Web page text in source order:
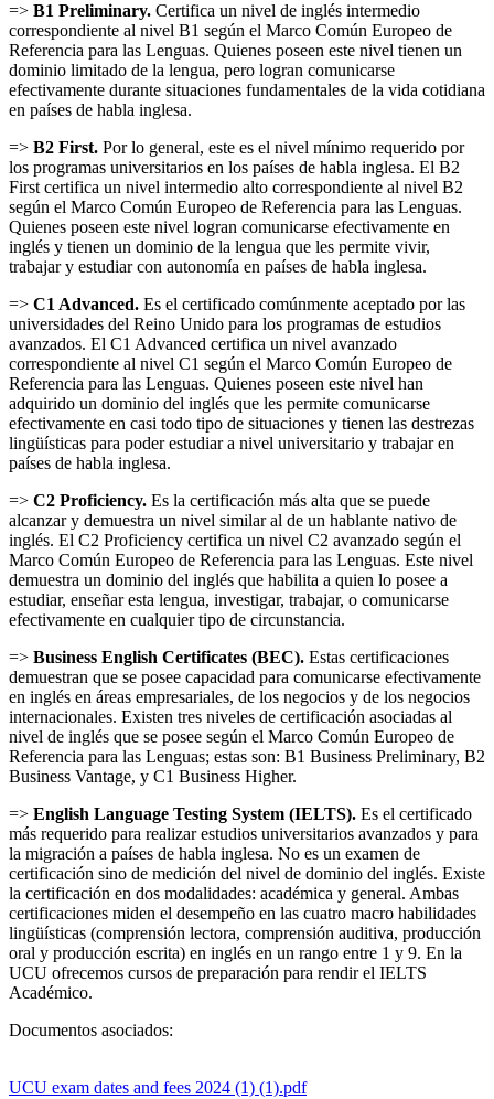
=> B1 Preliminary. Certifica un nivel de inglés intermedio
correspondiente al nivel B1 según el Marco Común Europeo de
Referencia para las Lenguas. Quienes poseen este nivel tienen un
dominio limitado de la lengua, pero logran comunicarse
efectivamente durante situaciones fundamentales de la vida cotidiana
en países de habla inglesa.
=> B2 First. Por lo general, este es el nivel mínimo requerido por
los programas universitarios en los países de habla inglesa. El B2
First certifica un nivel intermedio alto correspondiente al nivel B2
según el Marco Común Europeo de Referencia para las Lenguas.
Quienes poseen este nivel logran comunicarse efectivamente en
inglés y tienen un dominio de la lengua que les permite vivir,
trabajar y estudiar con autonomía en países de habla inglesa.
=> C1 Advanced. Es el certificado comúnmente aceptado por las
universidades del Reino Unido para los programas de estudios
avanzados. El C1 Advanced certifica un nivel avanzado
correspondiente al nivel C1 según el Marco Común Europeo de
Referencia para las Lenguas. Quienes poseen este nivel han
adquirido un dominio del inglés que les permite comunicarse
efectivamente en casi todo tipo de situaciones y tienen las destrezas
lingüísticas para poder estudiar a nivel universitario y trabajar en
países de habla inglesa.
=> C2 Proficiency. Es la certificación más alta que se puede
alcanzar y demuestra un nivel similar al de un hablante nativo de
inglés. El C2 Proficiency certifica un nivel C2 avanzado según el
Marco Común Europeo de Referencia para las Lenguas. Este nivel
demuestra un dominio del inglés que habilita a quien lo posee a
estudiar, enseñar esta lengua, investigar, trabajar, o comunicarse
efectivamente en cualquier tipo de circunstancia.
=> Business English Certificates (BEC). Estas certificaciones
demuestran que se posee capacidad para comunicarse efectivamente
en inglés en áreas empresariales, de los negocios y de los negocios
internacionales. Existen tres niveles de certificación asociadas al
nivel de inglés que se posee según el Marco Común Europeo de
Referencia para las Lenguas; estas son: B1 Business Preliminary, B2
Business Vantage, y C1 Business Higher.
=> English Language Testing System (IELTS). Es el certificado
más requerido para realizar estudios universitarios avanzados y para
la migración a países de habla inglesa. No es un examen de
certificación sino de medición del nivel de dominio del inglés. Existe
la certificación en dos modalidades: académica y general. Ambas
certificaciones miden el desempeño en las cuatro macro habilidades
lingüísticas (comprensión lectora, comprensión auditiva, producción
oral y producción escrita) en inglés en un rango entre 1 y 9. En la
UCU ofrecemos cursos de preparación para rendir el IELTS
Académico.
Documentos asociados:
UCU exam dates and fees 2024 (1) (1).pdf